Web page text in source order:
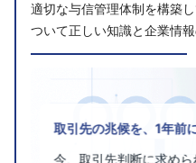
適切な与信管理体制を構築
ついて正しい知識と企業情
取引先の兆候を、1年前
今、取引先判断に求め